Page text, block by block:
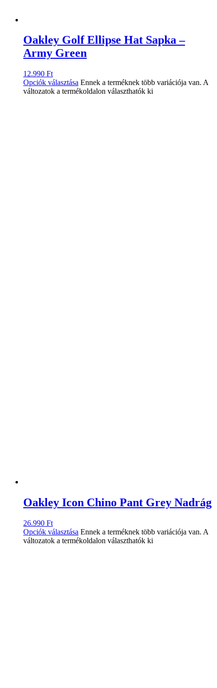
Oakley Golf Ellipse Hat Sapka –
Army Green
12.990 Ft
Opciók választása Ennek a terméknek több variációja van. A
változatok a termékoldalon választhatók ki
Oakley Icon Chino Pant Grey Nadrág
26.990 Ft
Opciók választása Ennek a terméknek több variációja van. A
változatok a termékoldalon választhatók ki